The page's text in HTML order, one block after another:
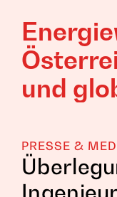
und
PRESSE &